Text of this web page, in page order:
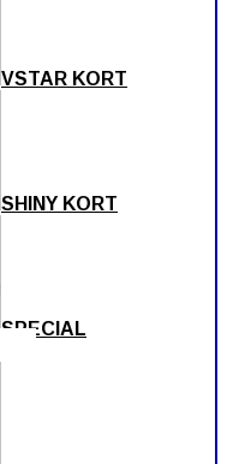
VSTAR KORT
SHINY KORT
SPECIAL